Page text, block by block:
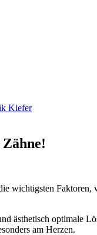
wichtigsten Faktoren,
ästhetisch optimale
am Herzen.